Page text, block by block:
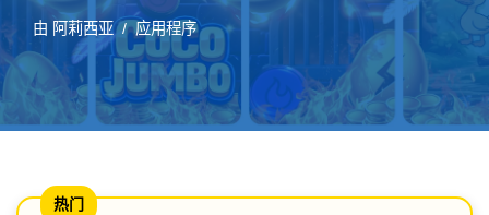
由 阿莉西亚 应用程序
热门